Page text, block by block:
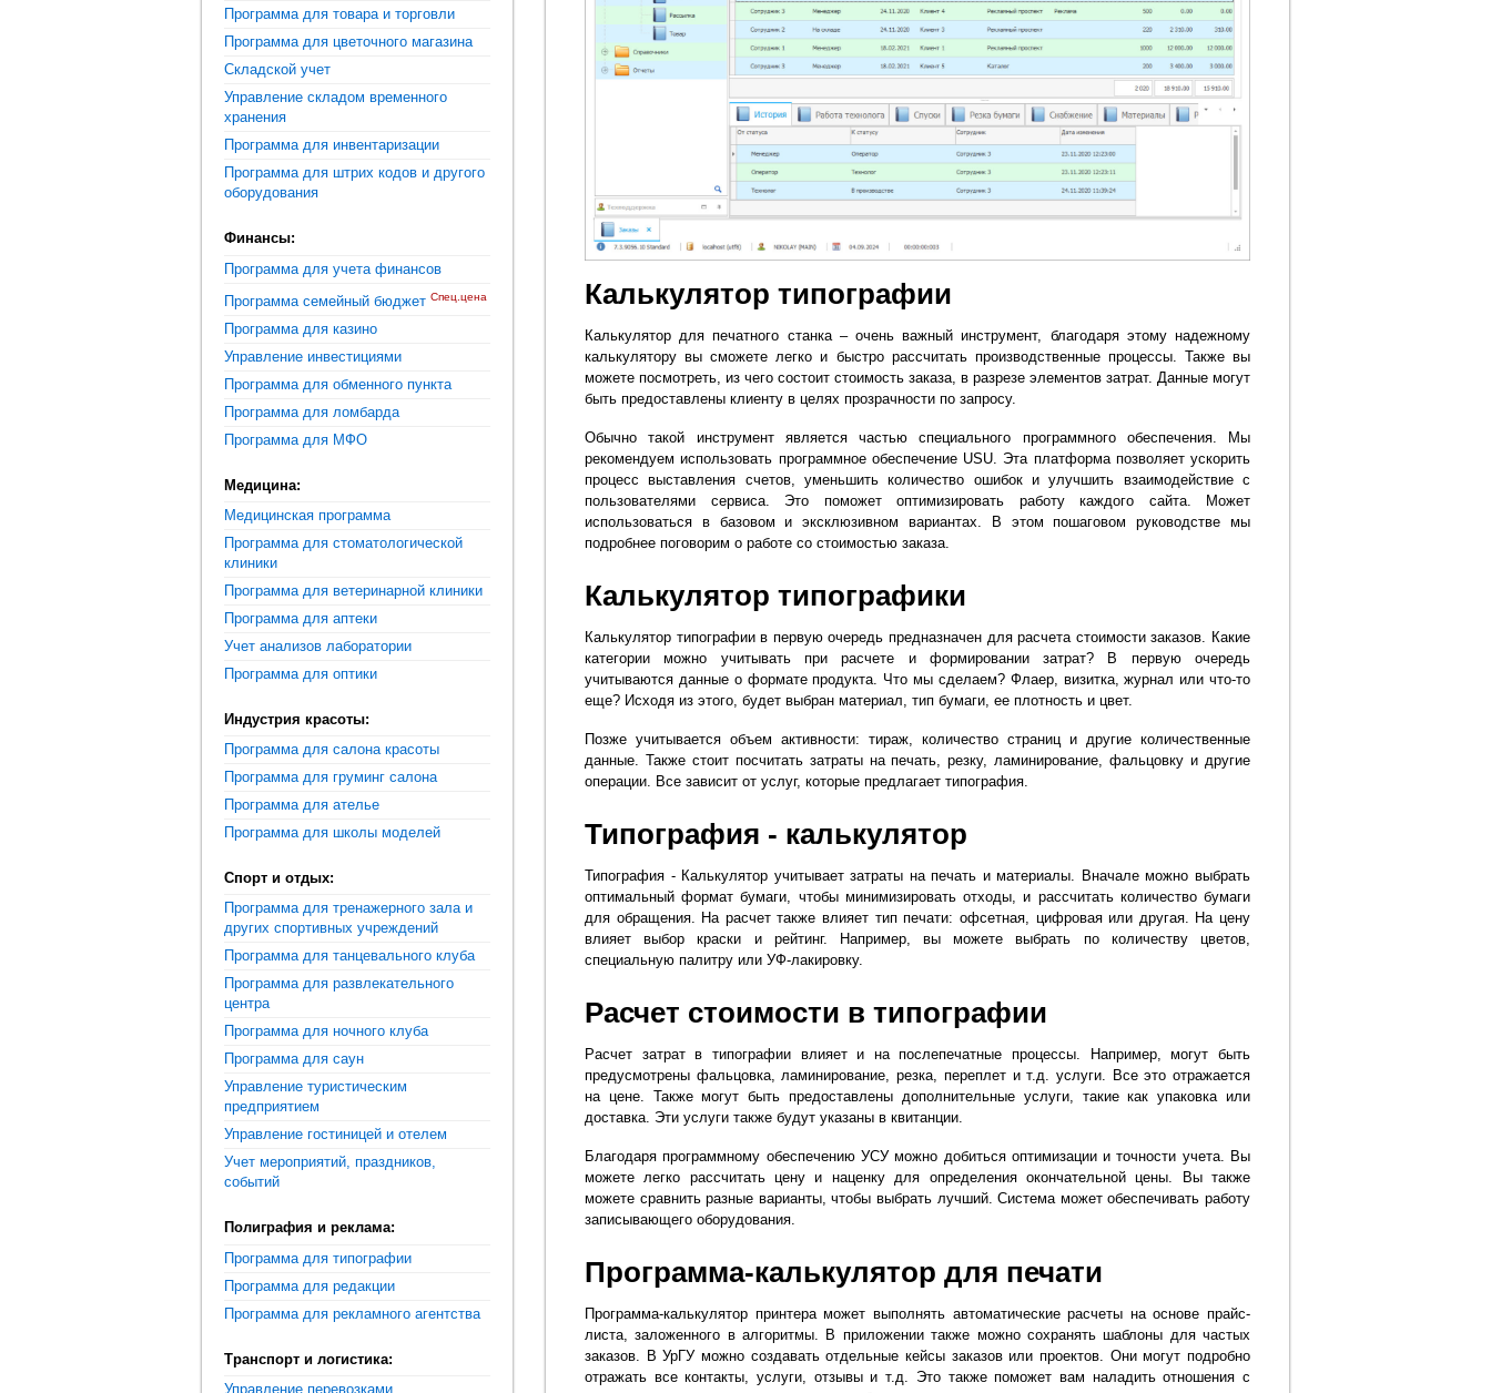
Калькулятор типографии
Калькулятор для печатного станка – очень важный инструмент, благодаря этому надежному
калькулятору вы сможете легко и быстро рассчитать производственные процессы. Также вы
можете посмотреть, из чего состоит стоимость заказа, в разрезе элементов затрат. Данные могут
быть предоставлены клиенту в целях прозрачности по запросу.
Обычно такой инструмент является частью специального программного обеспечения. Мы
рекомендуем использовать программное обеспечение USU. Эта платформа позволяет ускорить
процесс выставления счетов, уменьшить количество ошибок и улучшить взаимодействие с
пользователями сервиса. Это поможет оптимизировать работу каждого сайта. Может
использоваться в базовом и эксклюзивном вариантах. В этом пошаговом руководстве мы
подробнее поговорим о работе со стоимостью заказа.
Калькулятор типографики
Калькулятор типографии в первую очередь предназначен для расчета стоимости заказов. Какие
категории можно учитывать при расчете и формировании затрат? В первую очередь
учитываются данные о формате продукта. Что мы сделаем? Флаер, визитка, журнал или что-то
еще? Исходя из этого, будет выбран материал, тип бумаги, ее плотность и цвет.
Позже учитывается объем активности: тираж, количество страниц и другие количественные
данные. Также стоит посчитать затраты на печать, резку, ламинирование, фальцовку и другие
операции. Все зависит от услуг, которые предлагает типография.
Типография - калькулятор
Типография - Калькулятор учитывает затраты на печать и материалы. Вначале можно выбрать
оптимальный формат бумаги, чтобы минимизировать отходы, и рассчитать количество бумаги
для обращения. На расчет также влияет тип печати: офсетная, цифровая или другая. На цену
влияет выбор краски и рейтинг. Например, вы можете выбрать по количеству цветов,
специальную палитру или УФ-лакировку.
Расчет стоимости в типографии
Расчет затрат в типографии влияет и на послепечатные процессы. Например, могут быть
предусмотрены фальцовка, ламинирование, резка, переплет и т.д. услуги. Все это отражается
на цене. Также могут быть предоставлены дополнительные услуги, такие как упаковка или
доставка. Эти услуги также будут указаны в квитанции.
Благодаря программному обеспечению УСУ можно добиться оптимизации и точности учета. Вы
можете легко рассчитать цену и наценку для определения окончательной цены. Вы также
можете сравнить разные варианты, чтобы выбрать лучший. Система может обеспечивать работу
записывающего оборудования.
Программа-калькулятор для печати
Программа-калькулятор принтера может выполнять автоматические расчеты на основе прайс-
листа, заложенного в алгоритмы. В приложении также можно сохранять шаблоны для частых
заказов. В УрГУ можно создавать отдельные кейсы заказов или проектов. Они могут подробно
отражать все контакты, услуги, отзывы и т.д. Это также поможет вам наладить отношения с
Программа для товара и торговли
Программа для цветочного магазина
Складской учет
Управление складом временного
хранения
Программа для инвентаризации
Программа для штрих кодов и другого
оборудования
Финансы:
Программа для учета финансов
Программа семейный бюджет Спец.цена
Программа для казино
Управление инвестициями
Программа для обменного пункта
Программа для ломбарда
Программа для МФО
Медицина:
Медицинская программа
Программа для стоматологической
клиники
Программа для ветеринарной клиники
Программа для аптеки
Учет анализов лаборатории
Программа для оптики
Индустрия красоты:
Программа для салона красоты
Программа для груминг салона
Программа для ателье
Программа для школы моделей
Спорт и отдых:
Программа для тренажерного зала и
других спортивных учреждений
Программа для танцевального клуба
Программа для развлекательного
центра
Программа для ночного клуба
Программа для саун
Управление туристическим
предприятием
Управление гостиницей и отелем
Учет мероприятий, праздников,
событий
Полиграфия и реклама:
Программа для типографии
Программа для редакции
Программа для рекламного агентства
Транспорт и логистика:
Управление перевозками